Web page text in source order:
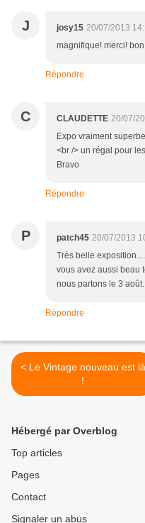
J josy15 20/07/2013
magnifique! merci!
Répondre
C CLAUDETTE 20/07/
Expo vraiment
<br /> un régal pour
Bravo
Répondre
P patch45 20/07/2013
Très belle
vous avez aussi beau
nous partons le 3
Répondre
< Le Vintage nouveau est là
!
Hébergé par Overblog
Top articles
Pages
Contact
Signaler un abus